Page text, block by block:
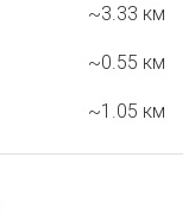
~3.33 км
~0.55 км
~1.05 км